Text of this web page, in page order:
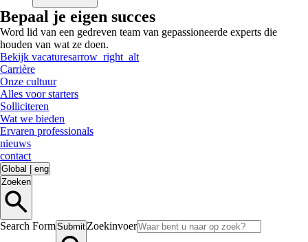
Bepaal je eigen succes
Word lid van een gedreven team van gepassioneerde experts die
houden van wat ze doen.
Bekijk vacaturesarrow_right_alt
Carrière
Onze cultuur
Alles voor starters
Solliciteren
Wat we bieden
Ervaren professionals
nieuws
contact
Global
eng
Zoeken
Search FormSubmit Zoekinvoer